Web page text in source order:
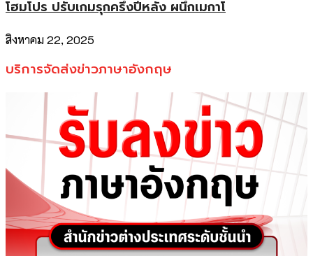
โฮมโปร ปรับเกมรุกครึ่งปีหลัง ผนึกเมกาโ
สิงหาคม 22, 2025
บริการจัดส่งข่าวภาษาอังกฤษ